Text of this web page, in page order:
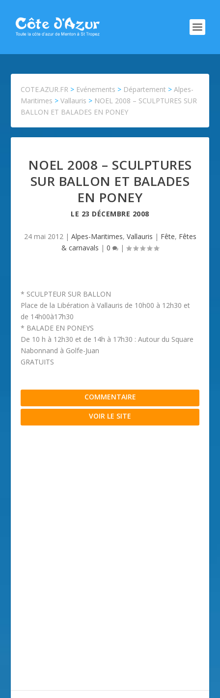
COTE.AZUR.FR > Evénements > Département >Alpes-
Maritimes >Vallauris > NOEL 2008 – SCULPTURES SUR
BALLON ET BALADES EN PONEY
NOEL 2008 – SCULPTURES
SUR BALLON ET BALADES
EN PONEY
LE 23 DÉCEMBRE 2008
24 mai 2012| Alpes-Maritimes, Vallauris | Fête, Fêtes
& carnavals | 0 |
* SCULPTEUR SUR BALLON
Place de la Libération à Vallauris de 10h00 à 12h30 et
de 14h00à17h30
* BALADE EN PONEYS
De 10 h à 12h30 et de 14h à 17h30 : Autour du Square
Nabonnand à Golfe-Juan
GRATUITS
COMMENTAIRE
VOIR LE SITE